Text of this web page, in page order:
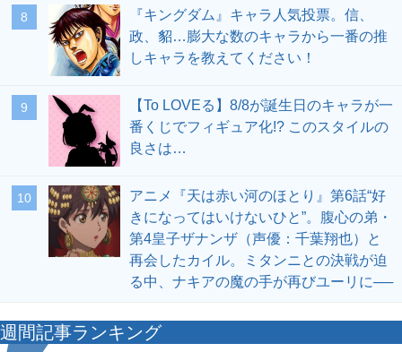
8
『キングダム』キャラ人気投票。信、
政、貂…膨大な数のキャラから一番の推
しキャラを教えてください！
9
【To LOVEる】8/8が誕生日のキャラが一
番くじでフィギュア化!? このスタイルの
良さは…
10
アニメ『天は赤い河のほとり』第6話“好
きになってはいけないひと”。腹心の弟・
第4皇子ザナンザ（声優：千葉翔也）と
再会したカイル。ミタンニとの決戦が迫
る中、ナキアの魔の手が再びユーリに──
週間記事ランキング